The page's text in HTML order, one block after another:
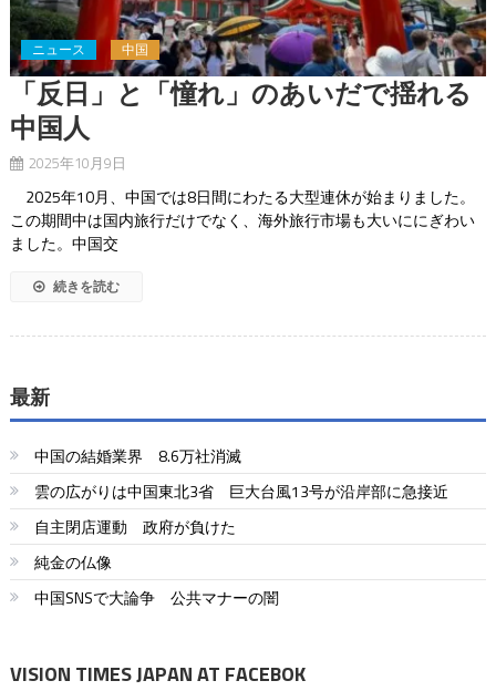
ニュース 中国
「反日」と「憧れ」のあいだで揺れる
中国人
2025年10月9日
2025年10月、中国では8日間にわたる大型連休が始まりました。
この期間中は国内旅行だけでなく、海外旅行市場も大いににぎわい
ました。中国交
続きを読む
最新
中国の結婚業界 8.6万社消滅
雲の広がりは中国東北3省 巨大台風13号が沿岸部に急接近
自主閉店運動 政府が負けた
純金の仏像
中国SNSで大論争 公共マナーの闇
VISION TIMES JAPAN AT FACEBOK